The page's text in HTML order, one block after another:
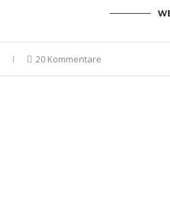
20 Kommentare